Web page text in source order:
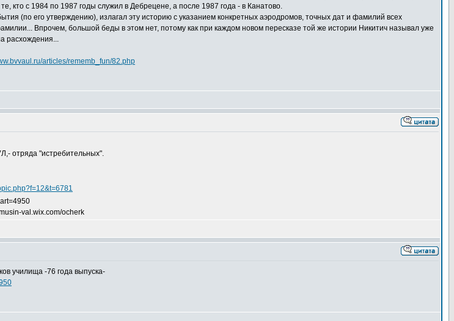
кто с 1984 по 1987 годы служил в Дебрецене, а после 1987 года - в Канатово.
(по его утверждению), излагал эту историю с указанием конкретных аэродромов, точных дат и фамилий всех
Впрочем, большой беды в этом нет, потому как при каждом новом пересказе той же истории Никитич называл уже
расхождения...
articles/rememb_fun/82.php
отряда "истребительных".
val.wix.com/ocherk
училища -76 года выпуска-